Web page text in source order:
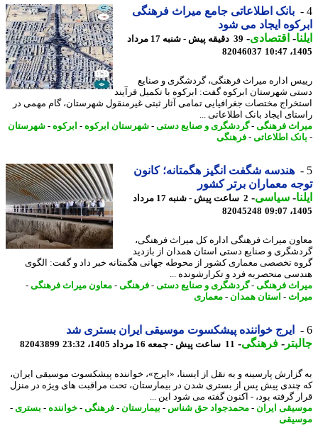
بانک اطلاعاتی جامع میراث فرهنگی
ایجاد می شود
-اقتصادی-
39 دقیقه پیش - شنبه 17 مرداد
82046037
اداره میراث فرهنگی، گردشگری و صنایع
شهرستان ابرکوه گفت: ابرکوه با تکمیل فرآیند
مختصات جغرافیایی تمامی آثار ثبتی غیرمنقول شهرستان، گام مهمی در
ایجاد بانک اطلاعاتی ...
فرهنگی-گردشگری و صنایع دستی-شهرستان ابرکوه -ابرکوه -شهرستان
اطلاعاتی-فرهنگی
هندسه شگفت انگیز هگمتانه؛ کانون
معماران برتر کشور
-سیاسی-
2 ساعت پیش - شنبه 17 مرداد
82045248
میراث فرهنگی اداره کل میراث فرهنگی،
و صنایع دستی استان همدان از بازدید
تخصصی معماری کشور از محوطه جهانی هگمتانه خبر داد و گفت: الگوی
منحصربه فرد و تکرارشونده ...
فرهنگی-گردشگری و صنایع دستی-فرهنگی-معاون میراث فرهنگی-
- استان همدان- معماری
ایرج خواننده پیشکسوت موسیقی ایران بستری شد
-فرهنگی-11 ساعت پیش - جمعه 16 مرداد 1405، 23:32 82043899
پارسینه و به نقل از ایسنا، «ایرج»، خواننده پیشکسوت موسیقی ایران،
پیش پس از بستری شدن در بیمارستان، تحت مراقبت های ویژه در منزل
گرفته بود، - اکنون گفته می شود این ...
ایران - محمدجواد حق شناس-بیمارستان-فرهنگی-خواننده -بستری-